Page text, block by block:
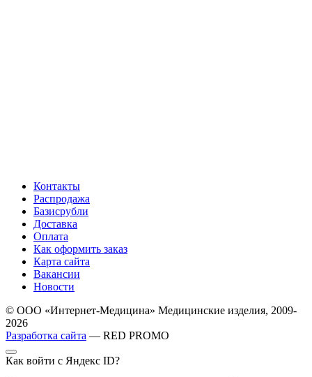
Контакты
Распродажа
Базисрубли
Доставка
Оплата
Как оформить заказ
Карта сайта
Вакансии
Новости
© ООО «Интернет-Медицина» Медицинские изделия, 2009-
2026
Разработка сайта — RED PROMO
Как войти с Яндекс ID?